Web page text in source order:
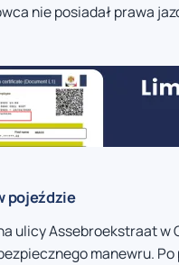
nie posiadał prawa
pojeździe
ulicy Assebroekstraat
manewru.